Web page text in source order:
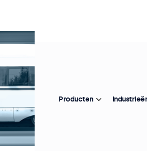
Producten